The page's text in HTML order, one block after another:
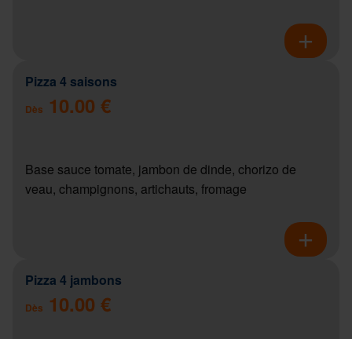
Pizza 4 saisons
Dès 10.00 €
Base sauce tomate, jambon de dinde, chorizo de
veau, champignons, artichauts, fromage
Pizza 4 jambons
Dès 10.00 €